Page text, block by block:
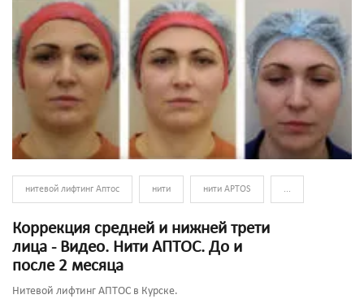
нитевой лифтинг Аптос нити нити APTOS ...
Коррекция средней и нижней трети
лица - Видео. Нити АПТОС. До и
после 2 месяца
Нитевой лифтинг АПТОС в Курске.